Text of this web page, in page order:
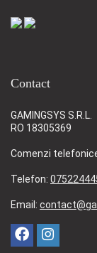
Contact
GAMINGSYS S.R.L.
RO 18305369
Comenzi
Telefon:
Email: